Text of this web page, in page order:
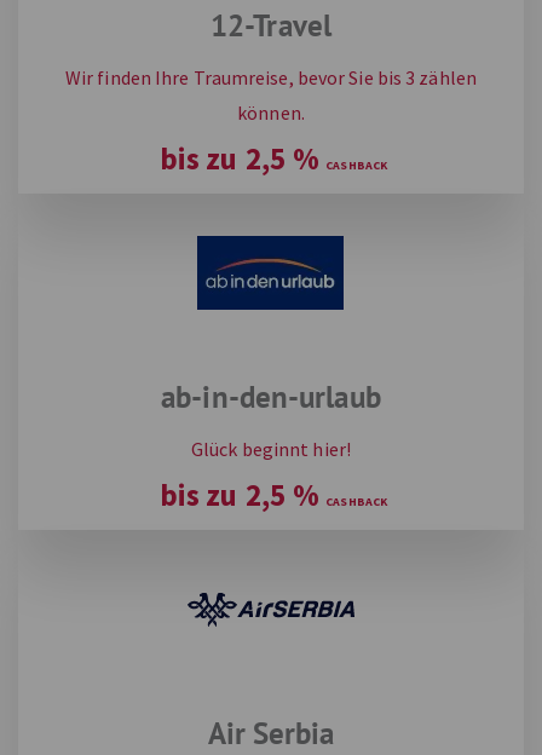
12-Travel
Wir finden Ihre Traumreise, bevor Sie bis 3 zählen
können.
bis zu 2,5 %
ab-in-den-urlaub
Glück beginnt hier!
bis zu 2,5 %
Air Serbia